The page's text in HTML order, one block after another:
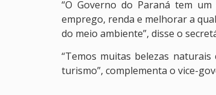
“O Governo do Paraná tem
emprego, renda e melhorar a
do meio ambiente”, disse o
“Temos muitas belezas
turismo”, complementa o vice-